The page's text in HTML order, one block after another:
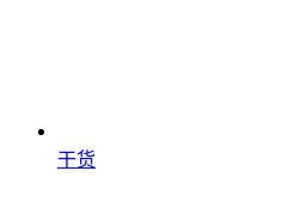
干货